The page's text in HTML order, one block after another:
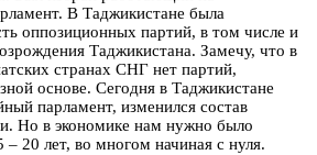
В Таджикистане была
оппозиционных партий, в том числе и
Таджикистана. Замечу, что в
странах СНГ нет партий,
основе. Сегодня в Таджикистане
парламент, изменился состав
Но в экономике нам нужно было
– 20 лет, во многом начиная с нуля.